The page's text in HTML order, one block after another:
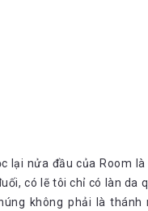
đáng đọc nhất thế
chính thức có mặt tại
đọc dù dung lượng
lại nửa đầu của Room
có lẽ tôi chỉ có làn da
không phải là thánh